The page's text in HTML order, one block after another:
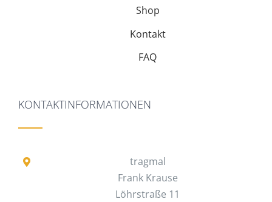
Shop
Kontakt
FAQ
KONTAKTINFORMATIONEN
tragmal
Frank Krause
Löhrstraße 11